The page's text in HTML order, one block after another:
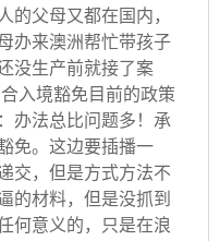
的父母又都在国内，
办来澳洲帮忙带孩子
没生产前就接了案
入境豁免目前的政策
办法总比问题多！承
免。这边要插播一
交，但是方式方法不
的材料，但是没抓到
何意义的，只是在浪